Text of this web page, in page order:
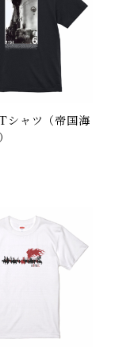
シャツ（帝国海